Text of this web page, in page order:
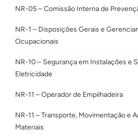
NR-05 – Comissão Interna de
NR-1 – Disposições Gerais e
Ocupacionais
NR-10 – Segurança em Instalações e
Eletricidade
NR-11 – Operador de Empilhadeira
NR-11 – Transporte, Movimentação e
Materiais